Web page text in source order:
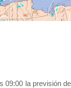
09:00 la previsión